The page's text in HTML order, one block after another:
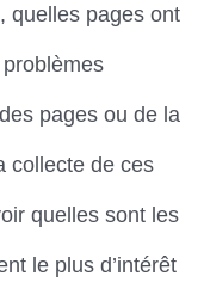
quelles pages ont
pages ou de la
collecte de ces
quelles sont les
le plus d’intérêt